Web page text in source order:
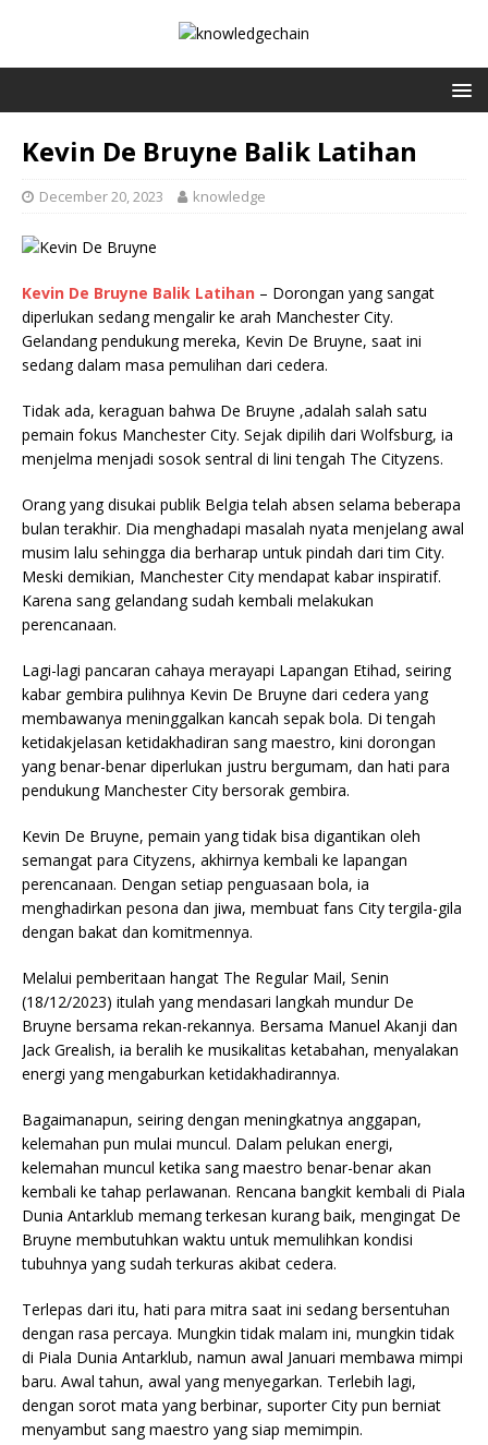
Kevin De Bruyne Balik Latihan
December 20, 2023 knowledge
Kevin De Bruyne Balik Latihan – Dorongan yang sangat
diperlukan sedang mengalir ke arah Manchester City.
Gelandang pendukung mereka, Kevin De Bruyne, saat ini
sedang dalam masa pemulihan dari cedera.
Tidak ada, keraguan bahwa De Bruyne ,adalah salah satu
pemain fokus Manchester City. Sejak dipilih dari Wolfsburg, ia
menjelma menjadi sosok sentral di lini tengah The Cityzens.
Orang yang disukai publik Belgia telah absen selama beberapa
bulan terakhir. Dia menghadapi masalah nyata menjelang awal
musim lalu sehingga dia berharap untuk pindah dari tim City.
Meski demikian, Manchester City mendapat kabar inspiratif.
Karena sang gelandang sudah kembali melakukan
perencanaan.
Lagi-lagi pancaran cahaya merayapi Lapangan Etihad, seiring
kabar gembira pulihnya Kevin De Bruyne dari cedera yang
membawanya meninggalkan kancah sepak bola. Di tengah
ketidakjelasan ketidakhadiran sang maestro, kini dorongan
yang benar-benar diperlukan justru bergumam, dan hati para
pendukung Manchester City bersorak gembira.
Kevin De Bruyne, pemain yang tidak bisa digantikan oleh
semangat para Cityzens, akhirnya kembali ke lapangan
perencanaan. Dengan setiap penguasaan bola, ia
menghadirkan pesona dan jiwa, membuat fans City tergila-gila
dengan bakat dan komitmennya.
Melalui pemberitaan hangat The Regular Mail, Senin
(18/12/2023) itulah yang mendasari langkah mundur De
Bruyne bersama rekan-rekannya. Bersama Manuel Akanji dan
Jack Grealish, ia beralih ke musikalitas ketabahan, menyalakan
energi yang mengaburkan ketidakhadirannya.
Bagaimanapun, seiring dengan meningkatnya anggapan,
kelemahan pun mulai muncul. Dalam pelukan energi,
kelemahan muncul ketika sang maestro benar-benar akan
kembali ke tahap perlawanan. Rencana bangkit kembali di Piala
Dunia Antarklub memang terkesan kurang baik, mengingat De
Bruyne membutuhkan waktu untuk memulihkan kondisi
tubuhnya yang sudah terkuras akibat cedera.
Terlepas dari itu, hati para mitra saat ini sedang bersentuhan
dengan rasa percaya. Mungkin tidak malam ini, mungkin tidak
di Piala Dunia Antarklub, namun awal Januari membawa mimpi
baru. Awal tahun, awal yang menyegarkan. Terlebih lagi,
dengan sorot mata yang berbinar, suporter City pun berniat
menyambut sang maestro yang siap memimpin.